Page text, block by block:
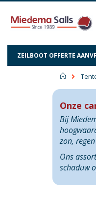
ZEILBOOT OFFERTE
Home
Onze
Bij
zon,
Ons
schaduw